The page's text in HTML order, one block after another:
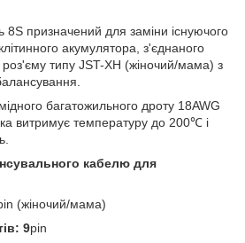
8S призначений для заміни існуючого
акумулятора, з'єднаного
роз'єму типу JST-XH (жіночий/мама) з
багатожильного дроту 18AWG
яка витримує температуру до 200℃ і
кабелю для
(жіночий/мама)
9pin